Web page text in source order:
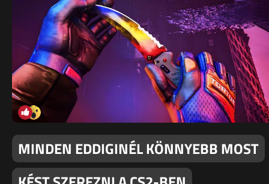
MINDEN EDDIGINÉL KÖNNYEBB MOST